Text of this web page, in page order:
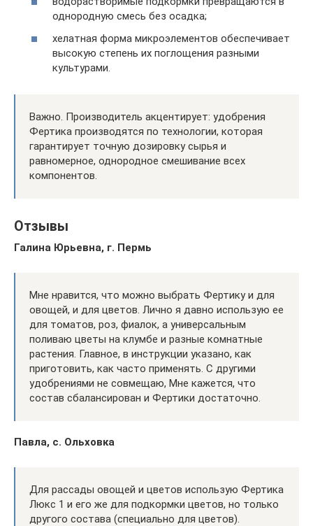
однородную смесь без осадка;
хелатная форма микроэлементов обеспечивает
высокую степень их поглощения разными
культурами.
Важно. Производитель акцентирует: удобрения
Фертика производятся по технологии, которая
гарантирует точную дозировку сырья и
равномерное, однородное смешивание всех
компонентов.
Отзывы
Галина Юрьевна, г. Пермь
Мне нравится, что можно выбрать Фертику и для
овощей, и для цветов. Лично я давно использую ее
для томатов, роз, фиалок, а универсальным
поливаю цветы на клумбе и разные комнатные
растения. Главное, в инструкции указано, как
приготовить, как часто применять. С другими
удобрениями не совмещаю, Мне кажется, что
состав сбалансирован и Фертики достаточно.
Павла, с. Ольховка
Для рассады овощей и цветов использую Фертика
Люкс 1 и его же для подкормки цветов, но только
другого состава (специально для цветов).